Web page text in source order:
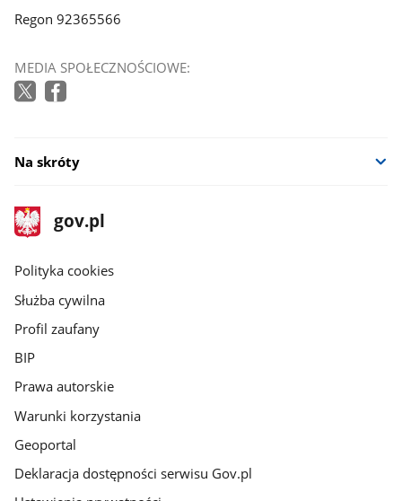
Regon 92365566
MEDIA SPOŁECZNOŚCIOWE:
Na skróty
stopka
gov.pl
Strona
gov.pl
gov.pl
Polityka cookies
Służba cywilna
Profil zaufany
BIP
Prawa autorskie
Warunki korzystania
Geoportal
Deklaracja dostępności serwisu Gov.pl